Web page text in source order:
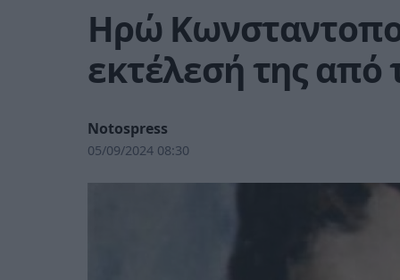
Ηρώ
εκτέλεσή της από
Notospress
05/09/2024 08:30